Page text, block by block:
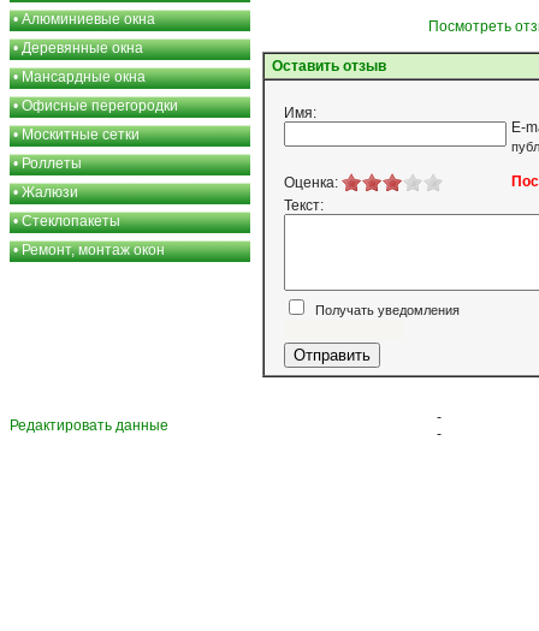
•Алюминиевые окна
•Деревянные окна
•Мансардные окна
•Офисные перегородки
•Москитные сетки
•Роллеты
•Жалюзи
•Стеклопакеты
•Ремонт, монтаж окон
Посмотреть
Оставить отзыв
Имя:
E-
Оценка:
Текст:
Получать уведомления
Редактировать данные
-
-